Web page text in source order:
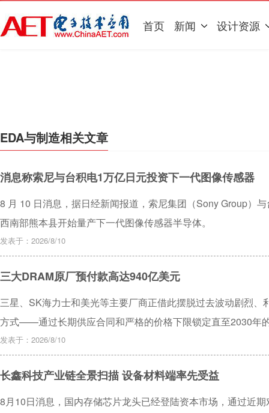
首页 新闻 设计资源
EDA与制造相关文章
消息称索尼与台积电1万亿日元投资下一代图像传感器
8 月 10 日消息，据日经新闻报道，索尼集团（Sony Group）
西南部熊本县开始量产下一代图像传感器半导体。
发表于：2026/8/10
三大DRAM原厂预付款高达940亿美元
三星、SK海力士和美光等主要厂商正借此摆脱过去波动剧烈
方式——通过长期供应合同和严格的价格下限锁定直至2030年
发表于：2026/8/10
长鑫科技产业链全景扫描 设备材料端率先受益
8月10日消息，国内存储芯片龙头已经登陆资本市场，通过近